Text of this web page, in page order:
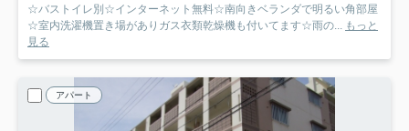
☆バストイレ別☆インターネット無料☆南向きベランダで明るい角部屋
☆室内洗濯機置き場がありガス衣類乾燥機も付いてます☆雨の... もっと
見る
アパート